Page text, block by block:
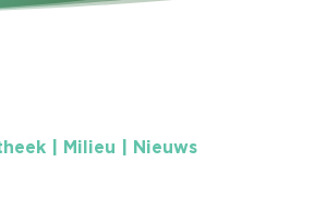
| Milieu Nieuws